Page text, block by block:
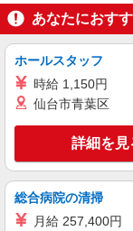
株式会社リンクトゥ
キープ
株式会社スタッフサ
あなたにおす
ホールスタッフ
時給 1,150円
仙台市青葉区
詳細を見
総合病院の清掃
月給 257,400円